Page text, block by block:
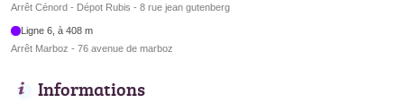
Arrêt Cénord - Dépot Rubis - 8 rue jean gutenberg
Ligne 6, à 408 m
Arrêt Marboz - 76 avenue de marboz
Informations